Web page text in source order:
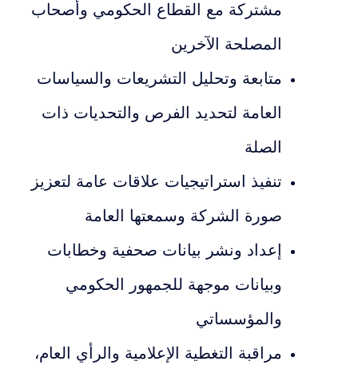
مشتركة مع القطاع الحكومي وأصحاب
المصلحة الآخرين
متابعة وتحليل التشريعات والسياسات
العامة لتحديد الفرص والتحديات ذات
الصلة
تنفيذ استراتيجيات علاقات عامة لتعزيز
صورة الشركة وسمعتها العامة
إعداد ونشر بيانات صحفية وخطابات
وبيانات موجهة للجمهور الحكومي
والمؤسساتي
مراقبة التغطية الإعلامية والرأي العام،